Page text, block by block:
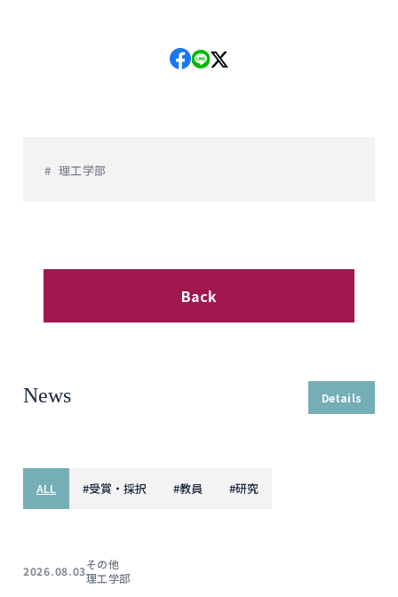
理工学部
Back
News Details
ALL #受賞・採択 #教員 #研究
2026.08.03その他
理工学部